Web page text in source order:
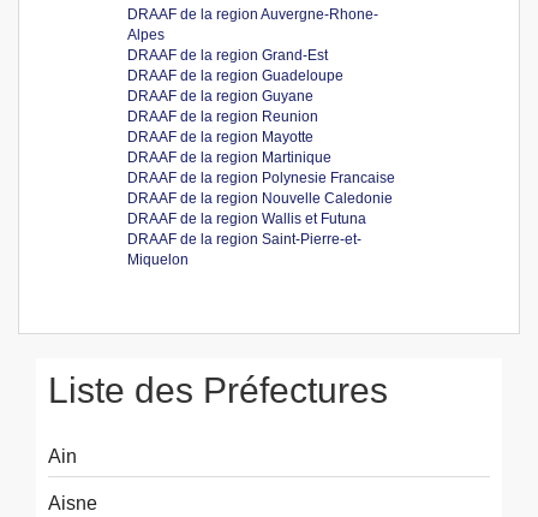
DRAAF de la region Auvergne-Rhone-
Alpes
DRAAF de la region Grand-Est
DRAAF de la region Guadeloupe
DRAAF de la region Guyane
DRAAF de la region Reunion
DRAAF de la region Mayotte
DRAAF de la region Martinique
DRAAF de la region Polynesie Francaise
DRAAF de la region Nouvelle Caledonie
DRAAF de la region Wallis et Futuna
DRAAF de la region Saint-Pierre-et-
Miquelon
Liste des Préfectures
Ain
Aisne